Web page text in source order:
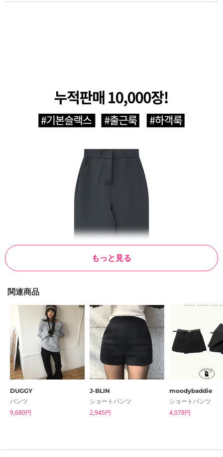
もっと見る
関連商品
DUGGY
パンツ
9,680円
J-BLIN
ショートパンツ
2,945円
moodybaddie
ショートパンツ
4,078円